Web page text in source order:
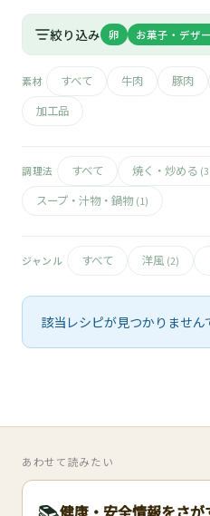
🐷
🧀
🥓
絞り込み 卵 お菓子・デザ
素材 すべて 牛肉 豚肉
加工品
調理法 すべて 焼く・炒める
スープ・汁物・鍋物 (1)
ジャンル すべて 洋風 (2)
該当レシピが見つかりません
あわせて読みたい
健康・安全情報をさが